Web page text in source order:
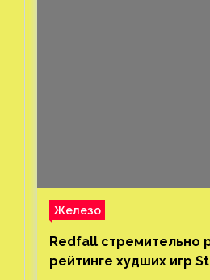
Железо
Redfall стремительно
рейтинге худших игр